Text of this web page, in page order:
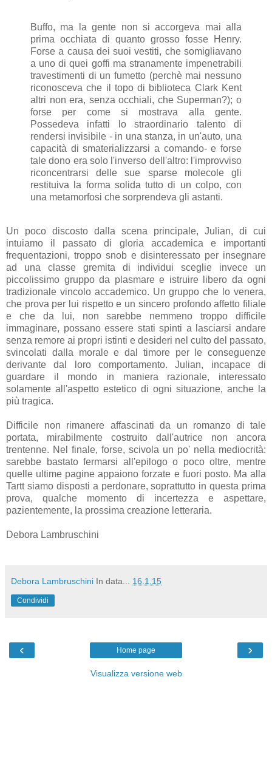
Buffo, ma la gente non si accorgeva mai alla
prima occhiata di quanto grosso fosse Henry.
Forse a causa dei suoi vestiti, che somigliavano
a uno di quei goffi ma stranamente impenetrabili
travestimenti di un fumetto (perchè mai nessuno
riconosceva che il topo di biblioteca Clark Kent
altri non era, senza occhiali, che Superman?); o
forse per come si mostrava alla gente.
Possedeva infatti lo straordinario talento di
rendersi invisibile - in una stanza, in un'auto, una
capacità di smaterializzarsi a comando- e forse
tale dono era solo l'inverso dell'altro: l'improvviso
riconcentrarsi delle sue sparse molecole gli
restituiva la forma solida tutto di un colpo, con
una metamorfosi che sorprendeva gli astanti.
Un poco discosto dalla scena principale, Julian, di cui
intuiamo il passato di gloria accademica e importanti
frequentazioni, troppo snob e disinteressato per insegnare
ad una classe gremita di individui sceglie invece un
piccolissimo gruppo da plasmare e istruire libero da ogni
tradizionale vincolo accademico. Un gruppo che lo venera,
che prova per lui rispetto e un sincero profondo affetto filiale
e che da lui, non sarebbe nemmeno troppo difficile
immaginare, possano essere stati spinti a lasciarsi andare
senza remore ai propri istinti e desideri nel culto del passato,
svincolati dalla morale e dal timore per le conseguenze
derivante dal loro comportamento. Julian, incapace di
guardare il mondo in maniera razionale, interessato
solamente all'aspetto estetico di ogni situazione, anche la
più tragica.
Difficile non rimanere affascinati da un romanzo di tale
portata, mirabilmente costruito dall'autrice non ancora
trentenne. Nel finale, forse, scivola un po' nella mediocrità:
sarebbe bastato fermarsi all'epilogo o poco oltre, mentre
quelle ultime pagine appaiono forzate e fuori posto. Ma alla
Tartt siamo disposti a perdonare, soprattutto in questa prima
prova, qualche momento di incertezza e aspettare,
pazientemente, la prossima creazione letteraria.
Debora Lambruschini
Debora Lambruschini In data... 16.1.15
Condividi
‹ ›
Home page
Visualizza versione web